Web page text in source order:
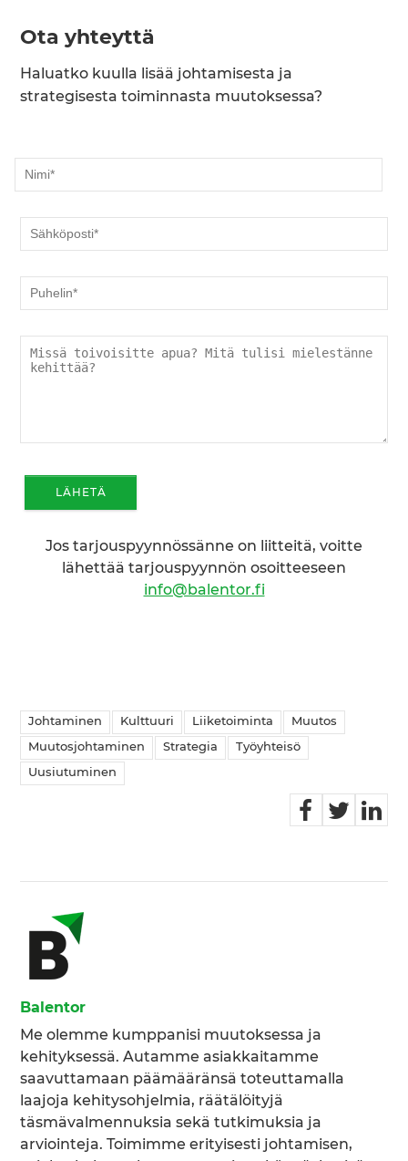
Ota yhteyttä
Haluatko kuulla lisää johtamisesta ja
strategisesta toiminnasta muutoksessa?
Jos tarjouspyynnössänne on liitteitä, voitte
lähettää tarjouspyynnön osoitteeseen
info@balentor.fi
Johtaminen Kulttuuri Liiketoiminta Muutos
Muutosjohtaminen Strategia Työyhteisö
Uusiutuminen
Balentor
Me olemme kumppanisi muutoksessa ja
kehityksessä. Autamme asiakkaitamme
saavuttamaan päämääränsä toteuttamalla
laajoja kehitysohjelmia, räätälöityjä
täsmävalmennuksia sekä tutkimuksia ja
arviointeja. Toimimme erityisesti johtamisen,